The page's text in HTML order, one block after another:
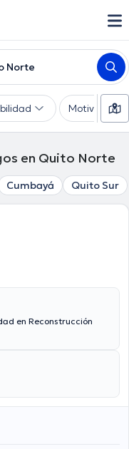
Norte
Motivo de
en Quito Norte
Cumbayá Quito Sur
en Reconstrucción